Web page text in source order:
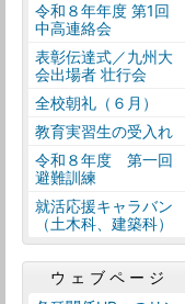
令和８年年度 第1回
中高連絡会
表彰伝達式／九州大
会出場者 壮行会
全校朝礼（６月）
教育実習生の受入れ
令和８年度 第一回
避難訓練
就活応援キャラバン
（土木科、建築科）
ウェブページ